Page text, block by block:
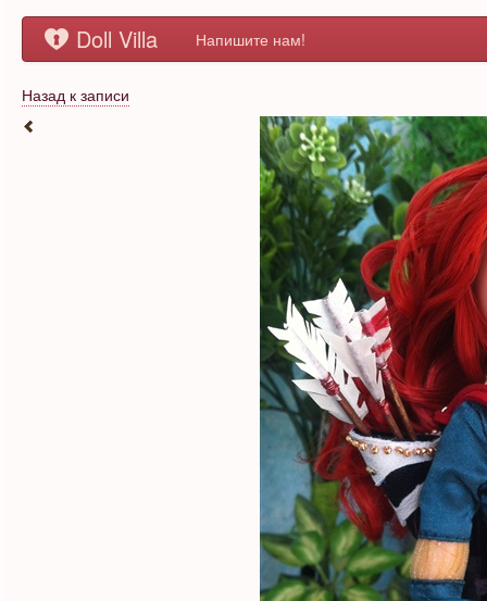
Doll Villa Напишите нам!
Назад к записи